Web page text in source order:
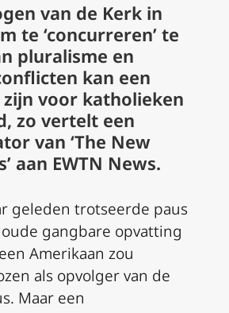
van de Kerk in
te ‘concurreren’ te
pluralisme en
kan een
voor katholieken
zo vertelt een
van ‘The New
aan EWTN News.
geleden trotseerde paus
gangbare opvatting
Amerikaan zou
als opvolger van de
Maar een